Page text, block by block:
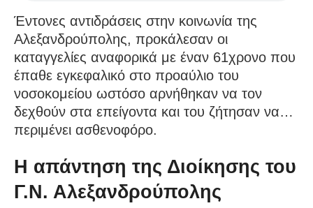
Έντονες αντιδράσεις στην κοινωνία της
Αλεξανδρούπολης, προκάλεσαν οι
καταγγελίες αναφορικά με έναν 61χρονο που
έπαθε εγκεφαλικό στο προαύλιο του
νοσοκομείου ωστόσο αρνήθηκαν να τον
δεχθούν στα επείγοντα και του ζήτησαν να…
περιμένει ασθενοφόρο.
Η απάντηση της Διοίκησης του
Γ.Ν. Αλεξανδρούπολης